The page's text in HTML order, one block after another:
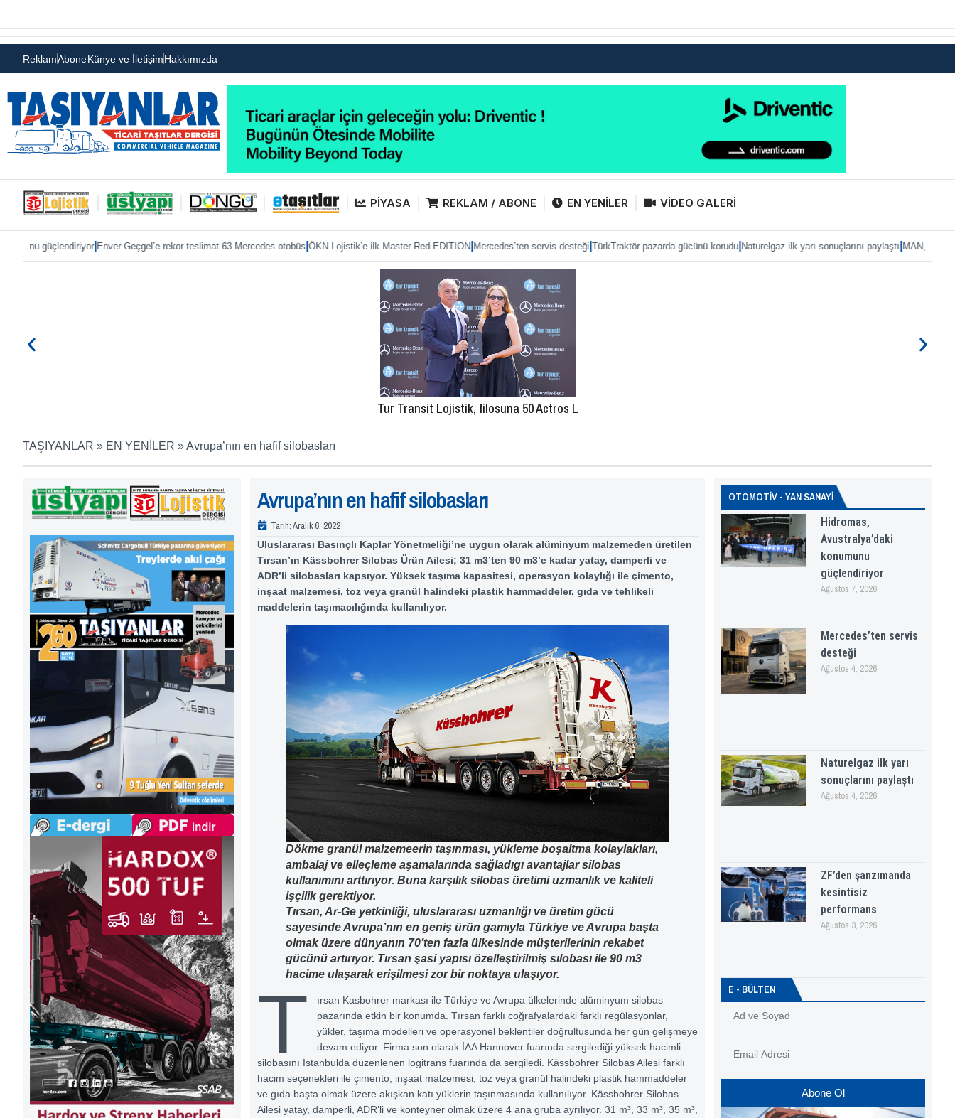
ReklamAboneKünye ve İletişimHakkımızda
PİYASA REKLAM / ABONE EN YENİLER VİDEO GALERİ
Enver Geçgel’e rekor teslimat 63 Mercedes otobüs |ÖKN Lojistik’e ilk Master Red EDITION|Mercedes’ten servis desteği|TürkTraktör pazarda gücünü korudu|Naturelgaz ilk yarı sonuçlarını paylaştı|MAN, IAA 2026’ya eTruck
Tur Transit Lojistik, filosuna 50 Actros L
TAŞIYANLAR » EN YENİLER »Avrupa’nın en hafif silobasları
Avrupa’nın en hafif silobasları
Tarih:Aralık 6, 2022
Uluslararası Basınçlı Kaplar Yönetmeliği’ne uygun olarak alüminyum malzemeden üretilen
Tırsan’ın Kässbohrer Silobas Ürün Ailesi; 31 m3’ten 90 m3’e kadar yatay, damperli ve
ADR’li silobasları kapsıyor. Yüksek taşıma kapasitesi, operasyon kolaylığı ile çimento,
inşaat malzemesi, toz veya granül halindeki plastik hammaddeler, gıda ve tehlikeli
maddelerin taşımacılığında kullanılıyor.
Dökme granül malzemeerin taşınması, yükleme boşaltma kolaylakları,
ambalaj ve elleçleme aşamalarında sağladıgı avantajlar silobas
kullanımını arttırıyor. Buna karşılık silobas üretimi uzmanlık ve kaliteli
işçilik gerektiyor.
Tırsan, Ar-Ge yetkinliği, uluslararası uzmanlığı ve üretim gücü
sayesinde Avrupa’nın en geniş ürün gamıyla Türkiye ve Avrupa başta
olmak üzere dünyanın 70’ten fazla ülkesinde müşterilerinin rekabet
gücünü artırıyor. Tırsan şasi yapısı özelleştirilmiş sılobası ile 90 m3
hacime ulaşarak erişilmesi zor bir noktaya ulaşıyor.
T
ırsan Kasbohrer markası ile Türkiye ve Avrupa ülkelerinde alüminyum silobas
pazarında etkin bir konumda. Tırsan farklı coğrafyalardaki farklı regülasyonlar,
yükler, taşıma modelleri ve operasyonel beklentiler doğrultusunda her gün gelişmeye
devam ediyor. Firma son olarak İAA Hannover fuarında sergilediği yüksek hacimli
silobasını İstanbulda düzenlenen logitrans fuarında da sergiledi. Kässbohrer Silobas Ailesi farklı
hacim seçenekleri ile çimento, inşaat malzemesi, toz veya granül halindeki plastik hammaddeler
ve gıda başta olmak üzere akışkan katı yüklerin taşınmasında kullanılıyor. Kässbohrer Silobas
Ailesi yatay, damperli, ADR’li ve konteyner olmak üzere 4 ana gruba ayrılıyor. 31 m³, 33 m³, 35 m³,
OTOMOTİV - YAN SANAYİ
Hidromas,
Avustralya’daki
konumunu
güçlendiriyor
Ağustos 7, 2026
Mercedes’ten servis
desteği
Ağustos 4, 2026
Naturelgaz ilk yarı
sonuçlarını paylaştı
Ağustos 4, 2026
ZF’den şanzımanda
kesintisiz
performans
Ağustos 3, 2026
E - BÜLTEN
Abone Ol